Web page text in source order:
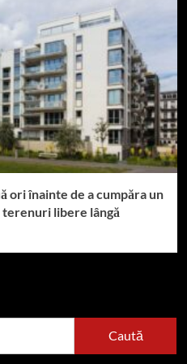
ori înainte de a cumpăra un
libere lângă
Caută